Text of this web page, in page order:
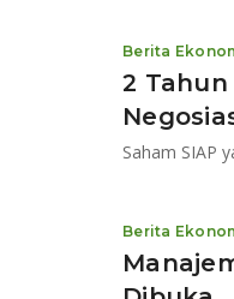
2 Tahun
Saham SIAP
Berita
Berita